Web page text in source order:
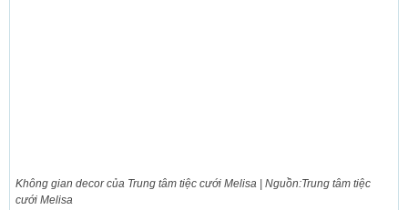
Không gian decor của Trung tâm tiệc cưới Melisa | Nguồn:Trung tâm tiệc
cưới Melisa